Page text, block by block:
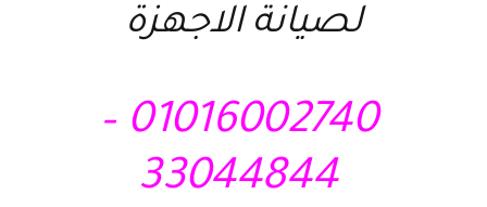
لصيانة الاجهزة
01016002740 –
33044844